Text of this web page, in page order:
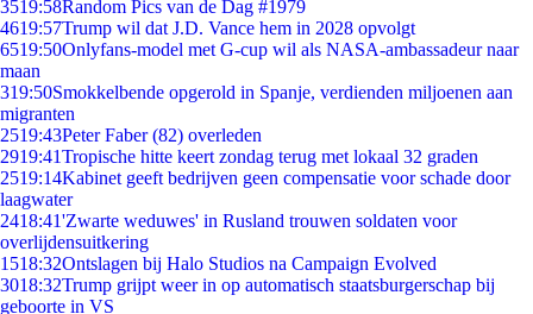
3519:58Random Pics van de Dag #1979
4619:57Trump wil dat J.D. Vance hem in 2028 opvolgt
6519:50Onlyfans-model met G-cup wil als NASA-ambassadeur naar
maan
319:50Smokkelbende opgerold in Spanje, verdienden miljoenen aan
migranten
2519:43Peter Faber (82) overleden
2919:41Tropische hitte keert zondag terug met lokaal 32 graden
2519:14Kabinet geeft bedrijven geen compensatie voor schade door
laagwater
2418:41'Zwarte weduwes' in Rusland trouwen soldaten voor
overlijdensuitkering
1518:32Ontslagen bij Halo Studios na Campaign Evolved
3018:32Trump grijpt weer in op automatisch staatsburgerschap bij
geboorte in VS